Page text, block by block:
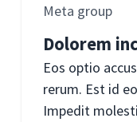
Meta group
Dolorem
Eos optio
rerum. Est id
Impedit